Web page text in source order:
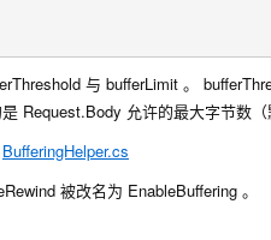
与 bufferLimit 。
Request.Body 允许的最大字节数
BufferingHelper.cs
被改名为 EnableBuffering 。